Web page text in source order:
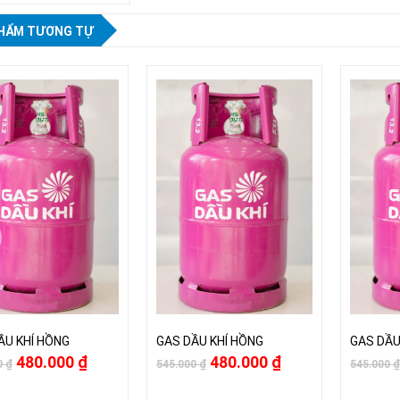
TƯƠNG TỰ
KHÍ HỒNG
₫ 480.000 ₫
GAS DẦU KHÍ HỒNG
545.000₫ 480.000 ₫
GAS
545.000₫